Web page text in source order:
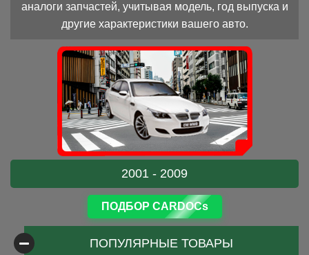
аналоги запчастей, учитывая модель, год выпуска и
другие характеристики вашего авто.
2001 - 2009
ПОДБОР CARDOCs
ПОПУЛЯРНЫЕ ТОВАРЫ